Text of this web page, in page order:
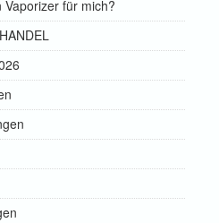
für mich?